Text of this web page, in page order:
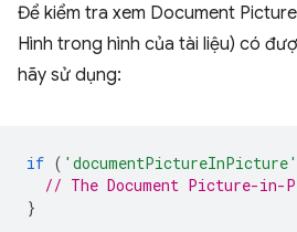
Để kiểm tra xem Document
Hình trong hình của tài liệu) có
hãy sử dụng:
if ( 'documentPictureInPicture'
// The Document Picture-
}